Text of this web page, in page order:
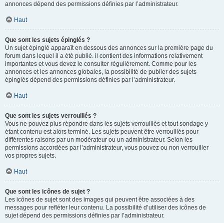
annonces dépend des permissions définies par l’administrateur.
Haut
Que sont les sujets épinglés ?
Un sujet épinglé apparaît en dessous des annonces sur la première page du
forum dans lequel il a été publié. il contient des informations relativement
importantes et vous devez le consulter régulièrement. Comme pour les
annonces et les annonces globales, la possibilité de publier des sujets
épinglés dépend des permissions définies par l’administrateur.
Haut
Que sont les sujets verrouillés ?
Vous ne pouvez plus répondre dans les sujets verrouillés et tout sondage y
étant contenu est alors terminé. Les sujets peuvent être verrouillés pour
différentes raisons par un modérateur ou un administrateur. Selon les
permissions accordées par l’administrateur, vous pouvez ou non verrouiller
vos propres sujets.
Haut
Que sont les icônes de sujet ?
Les icônes de sujet sont des images qui peuvent être associées à des
messages pour refléter leur contenu. La possibilité d’utiliser des icônes de
sujet dépend des permissions définies par l’administrateur.